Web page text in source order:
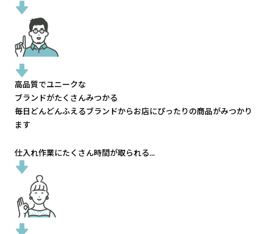
高品質でユニークな
ブランドがたくさんみつかる
毎日どんどんふえるブランドからお店にぴったりの商品がみつかり
ます
仕入れ作業にたくさん時間が取られる...